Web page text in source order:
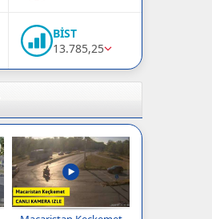
BİST
13.785,25